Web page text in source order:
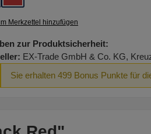
Merkzettel hinzufügen
zur Produktsicherheit:
EX-Trade GmbH & Co. KG,
Sie erhalten 499 Bonus Punkte für